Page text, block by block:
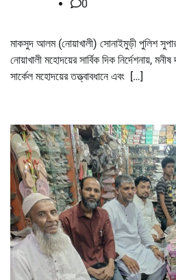
0
মাকসুদ আলম (নোয়াখালী) সোনাইমুড়ী পুলিশ
নোয়াখালী মহোদয়ের সার্বিক দিক নির্দেশনায়,
সার্কেল মহোদয়ের তত্ত্বাবধানে এবং […]